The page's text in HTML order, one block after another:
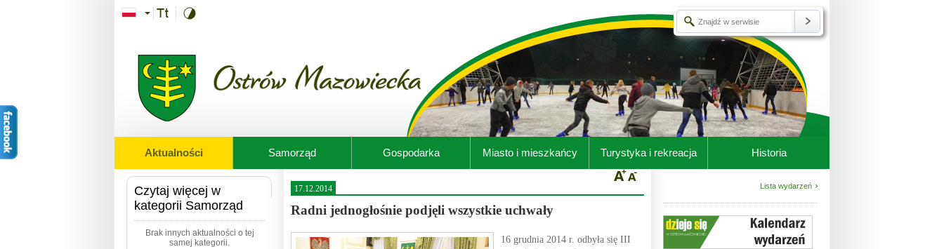
Aktualności Samorząd Gospodarka Miasto i mieszkańcy Turystyka i rekreacja Historia
Czytaj więcej w
kategorii Samorząd
Brak innych aktualności o tej
samej kategorii.
17.12.2014
Radni jednogłośnie podjęli wszystkie uchwały
16 grudnia 2014 r. odbyła się III
Lista wydarzeń